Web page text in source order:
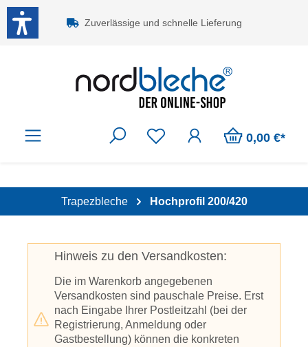
Zum Hauptinhalt springen
Zuverlässige und schnelle Lieferung
0,00 €*
Trapezbleche Hochprofil 200/420
Hinweis zu den Versandkosten:
Die im Warenkorb angegebenen
Versandkosten sind pauschale Preise. Erst
nach Eingabe Ihrer Postleitzahl (bei der
Registrierung, Anmeldung oder
Gastbestellung) können die konkreten